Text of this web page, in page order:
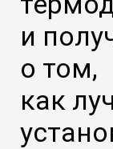
и
о том,
как